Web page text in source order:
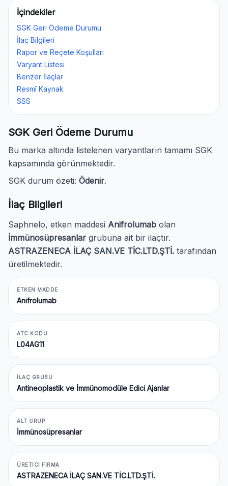
İçindekiler
SGK Geri Ödeme Durumu
İlaç Bilgileri
Rapor ve Reçete Koşulları
Varyant Listesi
Benzer İlaçlar
Resmî Kaynak
SSS
SGK Geri Ödeme Durumu
Bu marka altında listelenen varyantların tamamı SGK
kapsamında görünmektedir.
SGK durum özeti: Ödenir.
İlaç Bilgileri
Saphnelo, etken maddesi Anifrolumab olan
İmmünosüpresanlar grubuna ait bir ilaçtır.
ASTRAZENECA İLAÇ SAN.VE TİC.LTD.ŞTİ. tarafından
üretilmektedir.
ETKEN MADDE
Anifrolumab
ATC KODU
L04AG11
İLAÇ GRUBU
Antineoplastik ve İmmünomodüle Edici Ajanlar
ALT GRUP
İmmünosüpresanlar
ÜRETICI FIRMA
ASTRAZENECA İLAÇ SAN.VE TİC.LTD.ŞTİ.